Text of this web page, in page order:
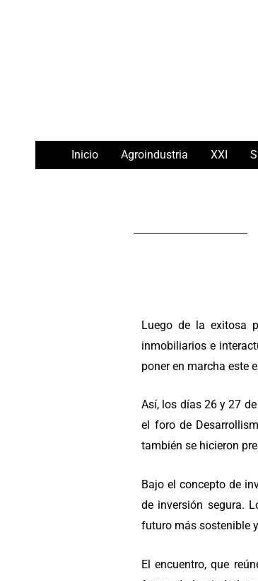
Inicio Agroindustria XXI
Luego de la exitosa
inmobiliarios e
poner en marcha este
Así, los días 26 y 27
el foro de
también se hicieron
Bajo el concepto de
de inversión segura.
futuro más sostenible
El encuentro, que